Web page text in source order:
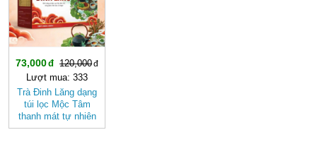
73,000
120,000
Lượt mua: 333
Trà Đinh Lăng dạng
túi lọc Mộc Tâm
thanh mát tự nhiên